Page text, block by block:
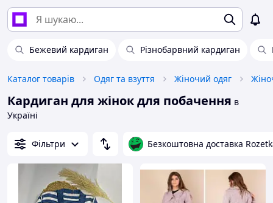
Бежевий кардиган Різнобарвний кардиган
Каталог товарів Одяг та взуття Жіночий одяг
Кардиган для жінок для побачення в
Україні
Фільтри Безкоштовна доставка